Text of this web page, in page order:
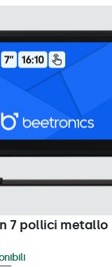
7 pollici metallo